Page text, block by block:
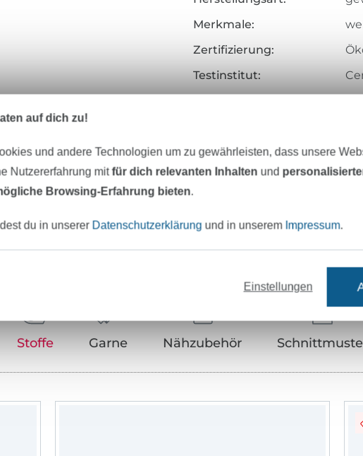
Merkmale:
Zertifizierung:
Testinstitut:
Hersteller-Kontaktdaten
Unser Tipp: Das passt dazu
Stoffe Garne Nähzubehör
auf dich zu!
und andere Technologien um zu gewährleisten, dass unsere
Nutzererfahrung mitfür dich relevanten Inhalten und
Browsing-Erfahrung bieten.
du in unserer Datenschutzerklärung und in unserem Impressum.
Einstellungen